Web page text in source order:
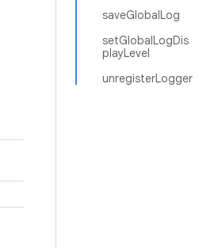
saveGlobalLog
setGlobalLogDis
playLevel
unregisterLogger